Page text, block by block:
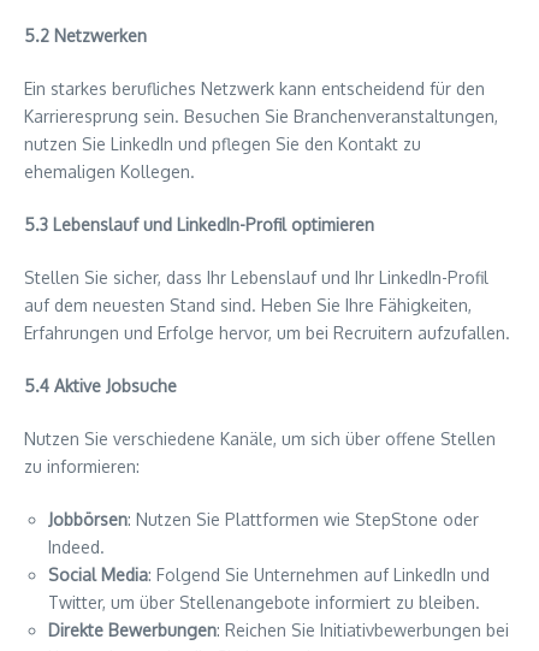
5.2 Netzwerken
Ein starkes berufliches Netzwerk kann entscheidend für den
Karrieresprung sein. Besuchen Sie Branchenveranstaltungen,
nutzen Sie LinkedIn und pflegen Sie den Kontakt zu
ehemaligen Kollegen.
5.3 Lebenslauf und LinkedIn-Profil optimieren
Stellen Sie sicher, dass Ihr Lebenslauf und Ihr LinkedIn-Profil
auf dem neuesten Stand sind. Heben Sie Ihre Fähigkeiten,
Erfahrungen und Erfolge hervor, um bei Recruitern aufzufallen.
5.4 Aktive Jobsuche
Nutzen Sie verschiedene Kanäle, um sich über offene Stellen
zu informieren:
Jobbörsen: Nutzen Sie Plattformen wie StepStone oder
Indeed.
Social Media: Folgend Sie Unternehmen auf LinkedIn und
Twitter, um über Stellenangebote informiert zu bleiben.
Direkte Bewerbungen: Reichen Sie Initiativbewerbungen bei